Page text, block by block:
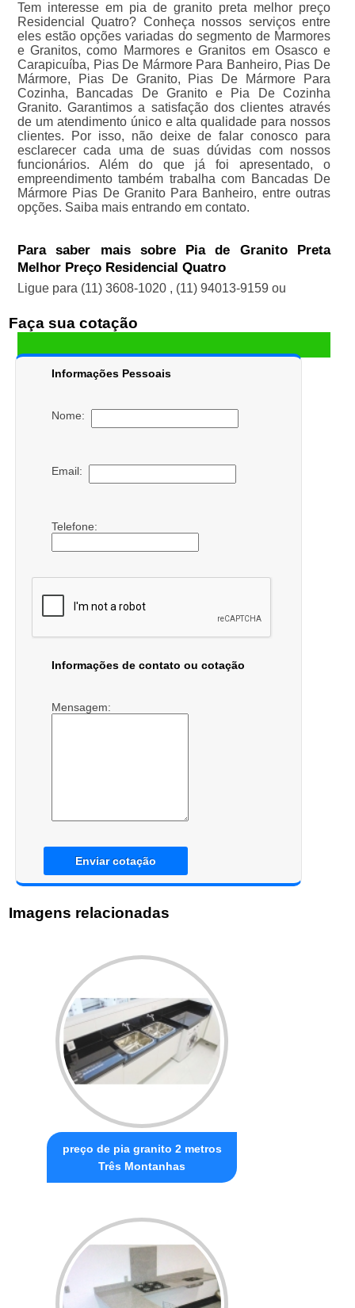
Tem interesse em pia de granito preta melhor preço
Residencial Quatro? Conheça nossos serviços entre
eles estão opções variadas do segmento de Marmores
e Granitos, como Marmores e Granitos em Osasco e
Carapicuíba, Pias De Mármore Para Banheiro, Pias De
Mármore, Pias De Granito, Pias De Mármore Para
Cozinha, Bancadas De Granito e Pia De Cozinha
Granito. Garantimos a satisfação dos clientes através
de um atendimento único e alta qualidade para nossos
clientes. Por isso, não deixe de falar conosco para
esclarecer cada uma de suas dúvidas com nossos
funcionários. Além do que já foi apresentado, o
empreendimento também trabalha com Bancadas De
Mármore Pias De Granito Para Banheiro, entre outras
opções. Saiba mais entrando em contato.
Para saber mais sobre Pia de Granito Preta
Melhor Preço Residencial Quatro
Ligue para (11) 3608-1020 , (11) 94013-9159 ou
Faça sua cotação
Informações Pessoais
Nome:
Email:
Telefone:
Informações de contato ou cotação
Mensagem:
Enviar cotação
Imagens relacionadas
preço de pia granito 2 metros
Três Montanhas